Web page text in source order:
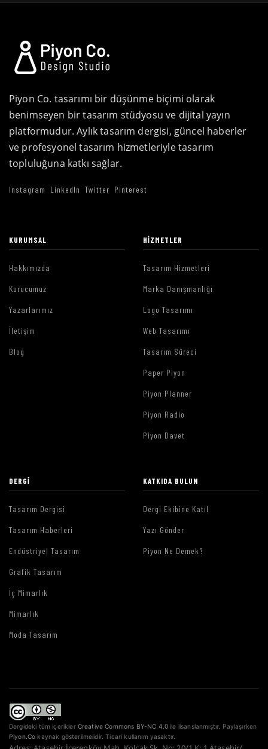
Piyon Co. tasarımı bir düşünme biçimi olarak
benimseyen bir tasarım stüdyosu ve dijital yayın
platformudur. Aylık tasarım dergisi, güncel haberler
ve profesyonel tasarım hizmetleriyle tasarım
topluluğuna katkı sağlar.
Instagram LinkedIn Twitter Pinterest
KURUMSAL
Hakkımızda
Kurucumuz
Yazarlarımız
İletişim
Blog
HIZMETLER
Tasarım Hizmetleri
Marka Danışmanlığı
Logo Tasarımı
Web Tasarımı
Tasarım Süreci
Paper Piyon
Piyon Planner
Piyon Radio
Piyon Davet
DERGI
Tasarım Dergisi
Tasarım Haberleri
Endüstriyel Tasarım
Grafik Tasarım
İç Mimarlık
Mimarlık
Moda Tasarım
KATKIDA BULUN
Dergi Ekibine Katıl
Yazı Gönder
Piyon Ne Demek?
Dergideki tüm içerikler Creative Commons BY-NC 4.0 ile lisanslanmıştır. Paylaşırken
Piyon.Co kaynak gösterilmelidir. Ticari kullanım yasaktır.